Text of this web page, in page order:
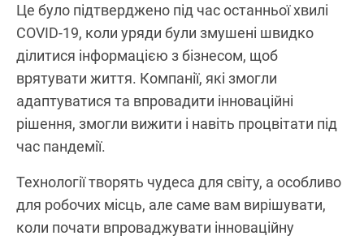
Це було підтверджено під час останньої хвилі
COVID-19, коли уряди були змушені швидко
ділитися інформацією з бізнесом, щоб
врятувати життя. Компанії, які змогли
адаптуватися та впровадити інноваційні
рішення, змогли вижити і навіть процвітати під
час пандемії.
Технології творять чудеса для світу, а особливо
для робочих місць, але саме вам вирішувати,
коли почати впроваджувати інноваційну